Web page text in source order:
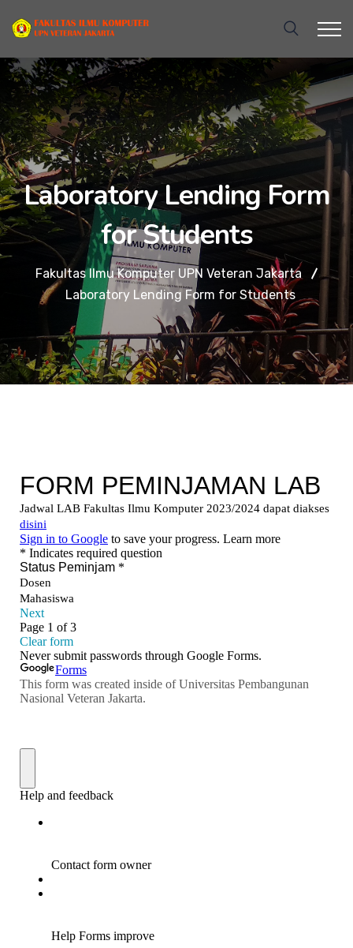
Laboratory Lending Form
for Students
Fakultas Ilmu Komputer UPN Veteran Jakarta
Laboratory Lending Form for Students